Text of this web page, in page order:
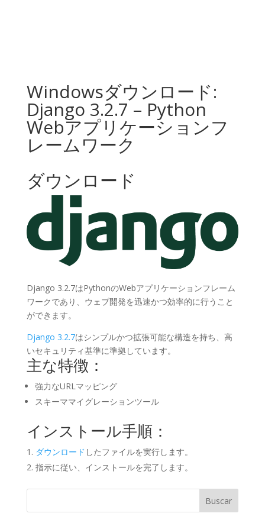
Windowsダウンロード:
Django 3.2.7 – Python
Webアプリケーションフ
レームワーク
ダウンロード
Django 3.2.7はPythonのWebアプリケーションフレーム
ワークであり、ウェブ開発を迅速かつ効率的に行うこと
ができます。
Django 3.2.7はシンプルかつ拡張可能な構造を持ち、高
いセキュリティ基準に準拠しています。
主な特徴：
強力なURLマッピング
スキーママイグレーションツール
インストール手順：
ダウンロード したファイルを実行します。
指示に従い、インストールを完了します。